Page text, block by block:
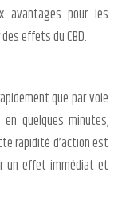
avantages pour les
effets du CBD.
que par voie
quelques minutes,
rapidité d’action est
un effet immédiat et